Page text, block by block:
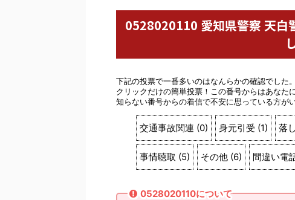
0528020110 愛知県警察 天白
下記の投票で一番多いのはなんらかの確認でした。
クリックだけの簡単投票！この番号からはあなた
知らない番号からの着信で不安に思っている方が
交通事故関連 (0) 身元引受 (1) 落
事情聴取 (5) その他 (6) 間違い電
0528020110について